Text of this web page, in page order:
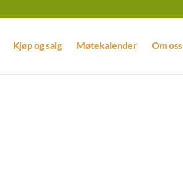
Kjøp og salg Møtekalender Om oss